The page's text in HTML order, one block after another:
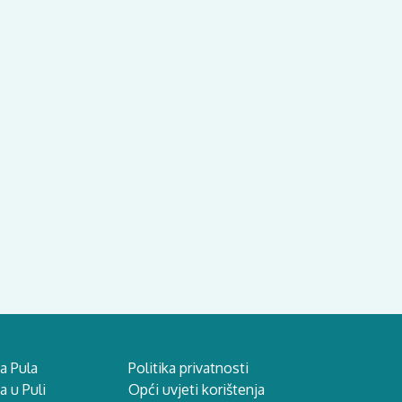
Pula
u Puli
Politika privatnosti
Opći uvjeti korištenja